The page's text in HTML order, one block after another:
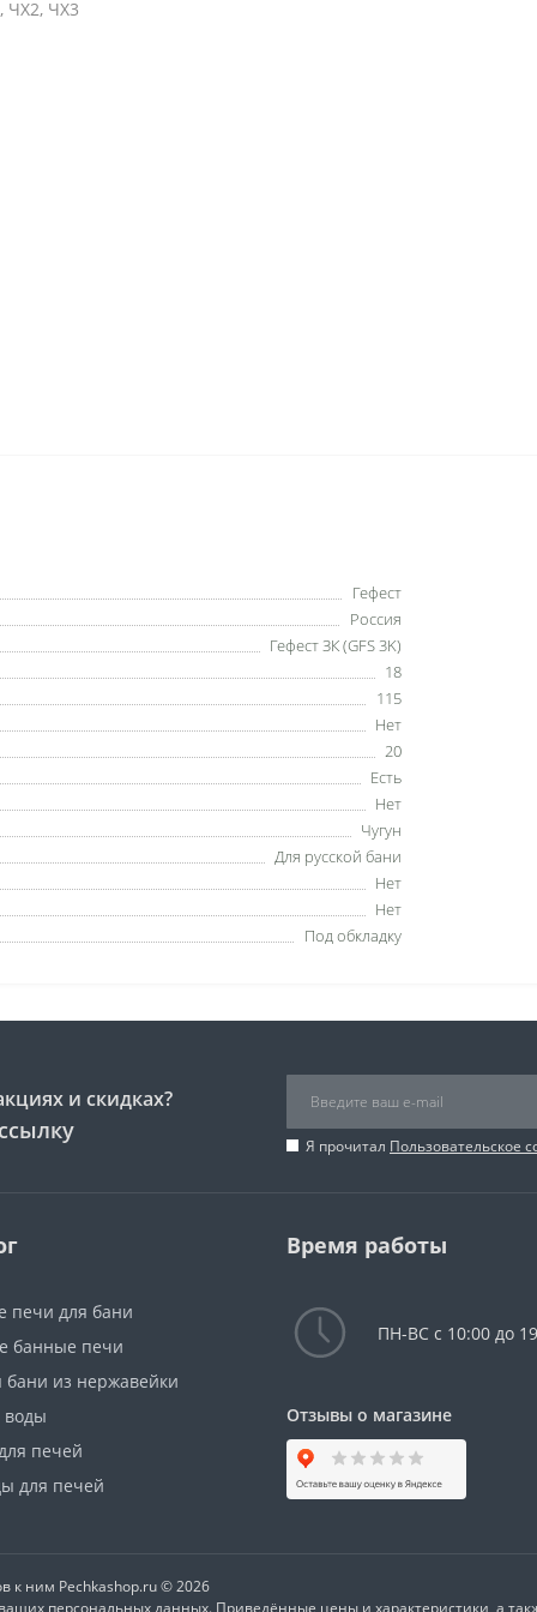
ЧХ2, ЧХ3
Гефест
Россия
Гефест ЗК (GFS 3K)
18
115
Нет
20
Есть
Нет
Чугун
Для русской бани
Нет
Нет
Под обкладку
и скидках?
Я прочитал Пользовательское
печи для бани
банные печи
бани из нержавейки
воды
печей
для печей
Время работы
ПН-ВС с 10:00 до
Отзывы о магазине
к ним Pechkashop.ru © 2026
персональных данных. Приведённые цены и характеристики, а